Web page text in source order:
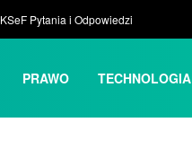
KSeF Pytania i Odpowiedzi
PRAWO TECHNOLOGIA